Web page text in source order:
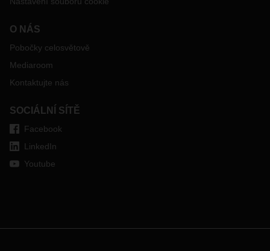
O NÁS
Pobočky celosvětově
Mediaroom
Kontaktujte nás
SOCIÁLNÍ SÍTĚ
Facebook
LinkedIn
Youtube